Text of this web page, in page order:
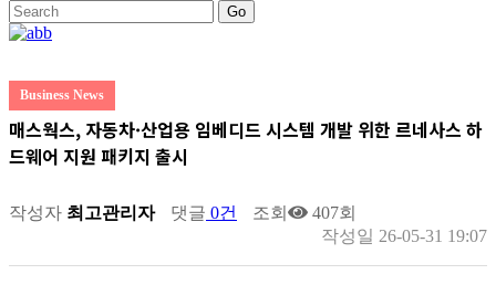
Go
Business News
매스웍스, 자동차·산업용 임베디드 시스템 개발 위한 르네사스 하
드웨어 지원 패키지 출시
작성자 최고관리자 댓글 0건 조회
407회
작성일 26-05-31 19:07